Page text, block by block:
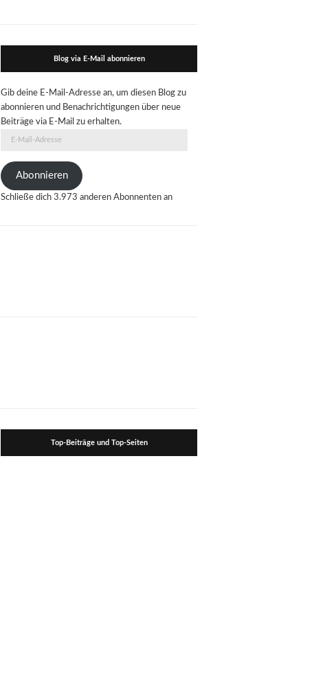
Blog via E-Mail abonnieren
Gib deine E-Mail-Adresse an, um diesen Blog zu
abonnieren und Benachrichtigungen über neue
Beiträge via E-Mail zu erhalten.
Adresse
Abonnieren
Schließe dich 3.973 anderen Abonnenten an
Top-Beiträge und Top-Seiten